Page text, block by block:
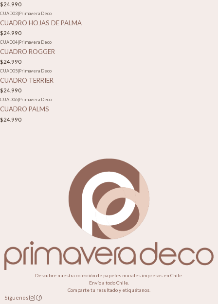
$24.990
CUAD03|Primavera Deco
CUADRO HOJAS DE PALMA
$24.990
CUAD04|Primavera Deco
CUADRO ROGGER
$24.990
CUAD05|Primavera Deco
CUADRO TERRIER
$24.990
CUAD06|Primavera Deco
CUADRO PALMS
$24.990
Descubre nuestra colección de papeles murales impresos en Chile.
Envío a todo Chile.
Comparte tu resultado y etiquétanos.
Síguenos